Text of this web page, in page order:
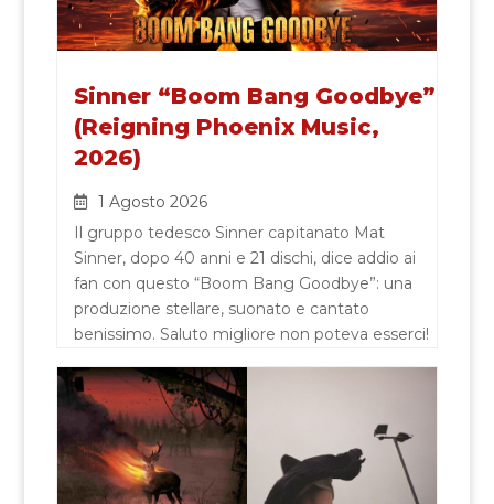
Sinner “Boom Bang Goodbye”
(Reigning Phoenix Music,
2026)
1 Agosto 2026
Il gruppo tedesco Sinner capitanato Mat
Sinner, dopo 40 anni e 21 dischi, dice addio ai
fan con questo “Boom Bang Goodbye”: una
produzione stellare, suonato e cantato
benissimo. Saluto migliore non poteva esserci!